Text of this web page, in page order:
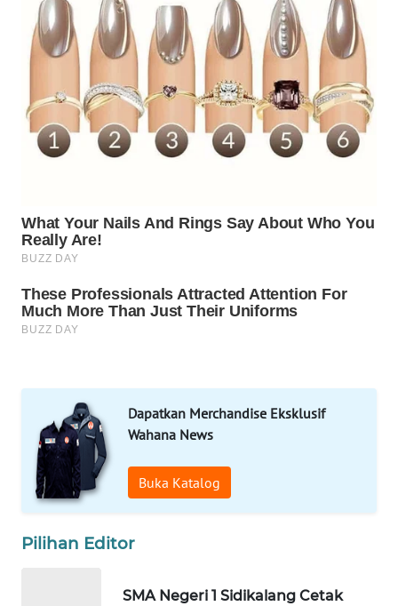
Dapatkan Merchandise Eksklusif
Wahana News
Buka Katalog
Pilihan Editor
SMA Negeri 1 Sidikalang Cetak
Wahana
Network
LISTRIK
MASYARAKAT
KELISTRIKAN
ID
ID
MARTABAT
WATCH
MKLI
LPKKI